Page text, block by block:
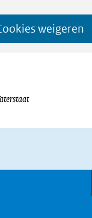
weigeren